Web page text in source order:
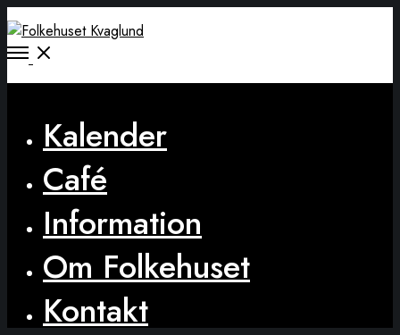
Open
Kalender
Café
Information
Om Folkehuset
Kontakt